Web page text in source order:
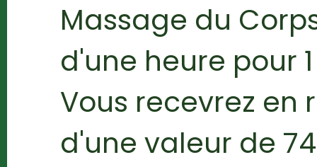
Massage du
d'une heure pour
Vous recevrez
d'une valeur de